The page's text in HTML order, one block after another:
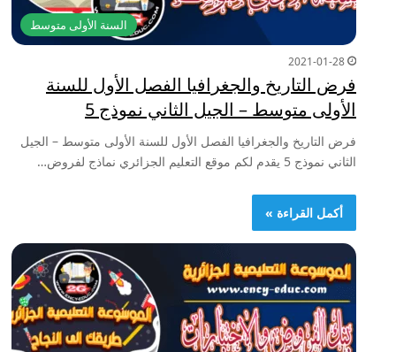
السنة الأولى متوسط
2021-01-28
فرض التاريخ والجغرافيا الفصل الأول للسنة
الأولى متوسط – الجيل الثاني نموذج 5
فرض التاريخ والجغرافيا الفصل الأول للسنة الأولى متوسط – الجيل
الثاني نموذج 5 يقدم لكم موقع التعليم الجزائري نماذج لفروض…
أكمل القراءة »